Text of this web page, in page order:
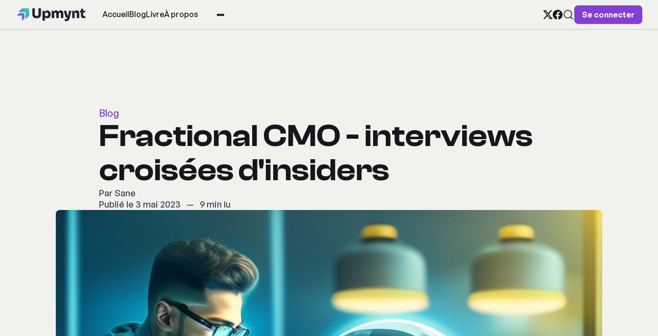
AccueilBlogLivreÀ propos Se connecter
Blog
Fractional CMO - interviews
croisées d'insiders
Par Sane
Publié le 3 mai 2023
— 9 min lu